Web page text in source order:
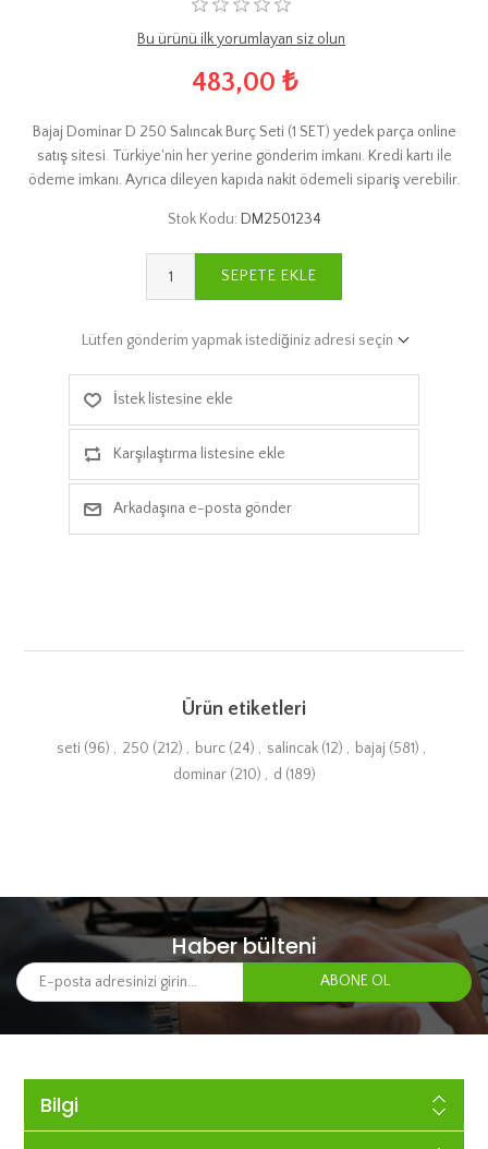
Bu ürünü ilk yorumlayan siz olun
483,00 ₺
Bajaj Dominar D 250 Salıncak Burç Seti (1 SET) yedek parça online
satış sitesi. Türkiye'nin her yerine gönderim imkanı. Kredi kartı ile
ödeme imkanı. Ayrıca dileyen kapıda nakit ödemeli sipariş verebilir.
Stok Kodu: DM2501234
SEPETE EKLE
Lütfen gönderim yapmak istediğiniz adresi seçin
İstek listesine ekle
Karşılaştırma listesine ekle
Arkadaşına e-posta gönder
Ürün etiketleri
seti (96) , 250 (212) , burc (24) , salincak (12) , bajaj (581) ,
dominar (210) , d (189)
Haber bülteni
Bilgi